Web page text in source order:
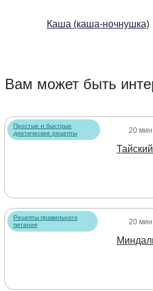
Каша (каша-ночнушка)
Вам может быть
Простые и быстрые
диетические рецепты
20 мин
Рецепты правильного
питания
20 мин